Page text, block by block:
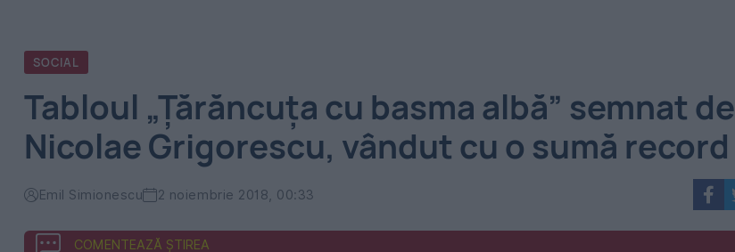
SOCIAL
Tabloul „Ţărăncuţa cu basma albă” semnat de
Nicolae Grigorescu, vândut cu o sumă record
Emil Simionescu 2 noiembrie 2018, 00:33
COMENTEAZĂ ȘTIREA